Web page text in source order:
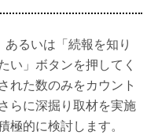
るいは「続報を知り
い」ボタンを押してく
れた数のみをカウント
らに深掘り取材を実施
極的に検討します。